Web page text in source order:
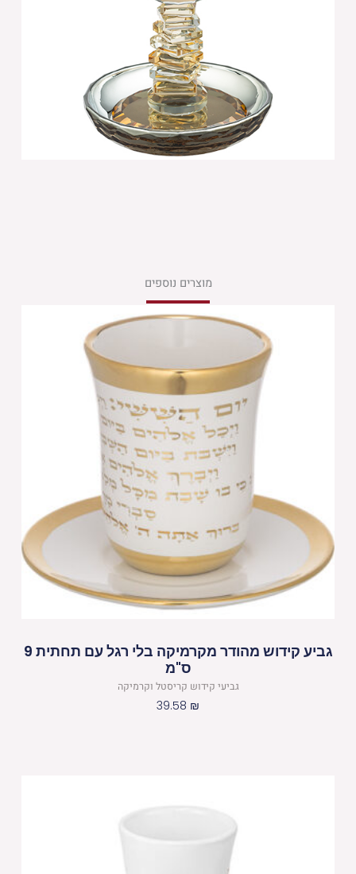
מוצרים נוספים
גביע קידוש מהודר מקרמיקה בלי רגל עם תחתית 9
ס"מ
גביעי קידוש קריסטל וקרמיקה
39.58 ₪